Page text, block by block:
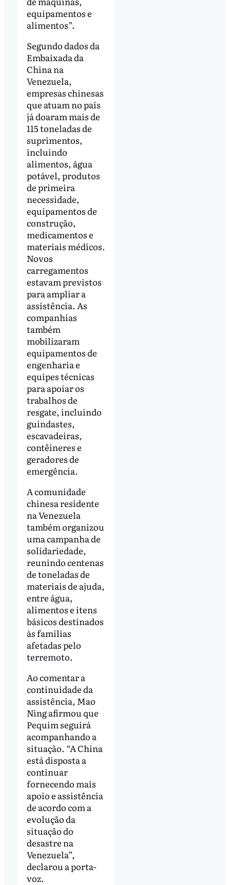
equipamentos e
alimentos”.
Segundo dados da
Embaixada da
China na
Venezuela,
empresas chinesas
que atuam no país
já doaram mais de
115 toneladas de
suprimentos,
incluindo
alimentos, água
potável, produtos
de primeira
necessidade,
equipamentos de
construção,
medicamentos e
materiais médicos.
Novos
carregamentos
estavam previstos
para ampliar a
assistência. As
companhias
também
mobilizaram
equipamentos de
engenharia e
equipes técnicas
para apoiar os
trabalhos de
resgate, incluindo
guindastes,
escavadeiras,
contêineres e
geradores de
emergência.
A comunidade
chinesa residente
na Venezuela
também organizou
uma campanha de
solidariedade,
reunindo centenas
de toneladas de
materiais de ajuda,
entre água,
alimentos e itens
básicos destinados
às famílias
afetadas pelo
terremoto.
Ao comentar a
continuidade da
assistência, Mao
Ning afirmou que
Pequim seguirá
acompanhando a
situação. “A China
está disposta a
continuar
fornecendo mais
apoio e assistência
de acordo com a
evolução da
situação do
desastre na
Venezuela”,
declarou a porta-
voz.